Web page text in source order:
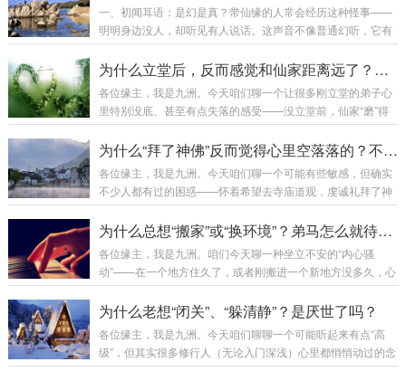
子身体之反应，可分为三大类：修行之“功”：如打窍、踩窍，
为仙师助力，乃必经之路。因果之“债”：如虚病、冤亲债主，
衡，为身心一体，当自我调伏。今日详...
一、初闻耳语：是幻是真？带仙缘的人常会经历这种怪事——
明明身边没人，却听见有人说话。这声音不像普通幻听，它有
三大特征：方位清晰：声音不从脑子里传来，而是明确从左耳
或右耳外侧三寸处飘过来，有时甚至感觉有人贴着耳朵根说
事。比如你正犹豫要不要接某个活，耳边就有人说“别接，要出
事”；或者你忘了某事，突然有声音提醒“柜子第二层”。性别可
耳是个沉稳老汉声，右耳是个利落大娘声，从不...
为什么立堂后，反而感觉和仙家距离远了？不是“感情”淡了，是关系从“热恋”进入了“过日子”
各位缘主，我是九洲。今天咱们聊一个让很多刚立堂的弟子心
里特别没底、甚至有点失落的感受——没立堂前，仙家“磨”得
厉害，感应强烈，好像时刻在身边。可费了九牛二虎之力把堂
口立起来，香也供上了，反而觉得仙家“安静”了，感应不如以
了？仙家不稀罕我了？如果你正经历这个阶段，别慌，九洲告
诉你，这非但不是坏事，反而是你们关系 “正常化”和“深化” 的
远...
为什么“拜了神佛”反而觉得心里空落落的？不是不灵，是你还没找到“内在的佛”！
各位缘主，我是九洲。今天咱们聊一个可能有些敏感，但确实
不少人都有过的困惑——怀着希望去寺庙道观，虔诚礼拜了神
佛菩萨，也捐了功德，可走出来后，心里非但没有感到充实安
慰，反而有一种莫名的“空落落”，甚至有些失落。 好像自己和
咕：是我的心不诚吗？还是根本就没用？有这种感受，先别急
着否定自己或信仰。今天九洲就带你从修行的根本处，看看
灵，是你的“依赖模式”遇到了天花板咱...
为什么总想“搬家”或“换环境”？弟马怎么就待不住呢？
各位缘主，我是九洲。咱们今天聊一种坐立不安的“内心骚
动”——在一个地方住久了，或者刚搬进一个新地方没多久，心
里就总有一股强烈的冲动，想“搬家”，想换城市，想换个环境
生活。 也不是现在的地方有什么具体的大问题，可就是觉
不开。家人觉得你折腾，朋友说你喜新厌旧。可你自己清楚，
那种渴望非常真实，像是一种本能的呼唤。今天九洲就给你说
为什么老想“闭关”、“躲清静”？是厌世了吗？
各位缘主，我是九洲。今天咱们聊聊一个可能听起来有点“高
级”，但其实很多修行人（无论入门深浅）心里都悄悄动过的念
头——好想找个没人的地方“闭关”啊！ 或者不用那么正式，就